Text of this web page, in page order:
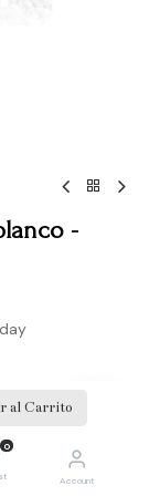
al Carrito
0
Account
-